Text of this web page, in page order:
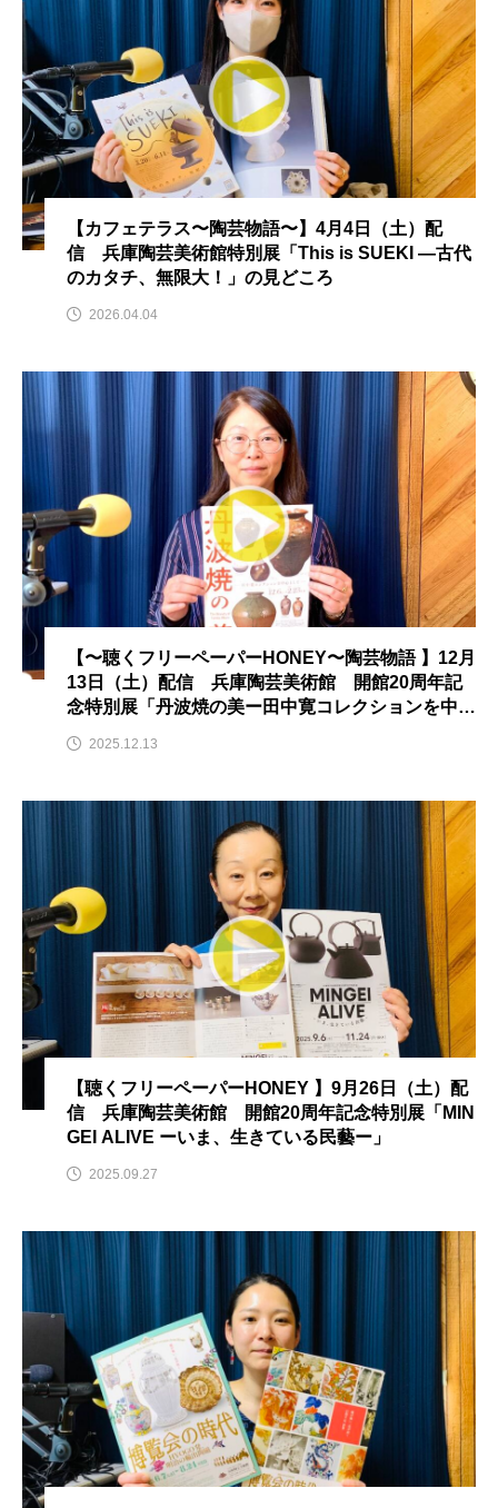
CONCLAVE CROSSING 心の交差点
DEPARTURES FACES PLACES globe
HAMNET HERE 時を越えて HONEY
HONEY FM IT’S OKAY！ J-POP
JAZZ KADOKAWA KDDI
LATE SHIFT
MOCOコレクション オムニバス
Playground/校庭 ROKKO 森の音ミュージアム
ROKKO森の音ミュージアム Rooting Aroma
SAKDAC HARMO
SANDA ORGANIC VILLAGE MEETINGのつながるラジオ
SDGs・タイプスマート農業推進プロジェクト関西学院
AgriNOVA
SIKIガーデン Autumn Season
SPOTTED PRODUCTIONS/TWIN
SUNSUNキッズ The Room Next Door
This is SUEKI We Live In Time WICKED
youtube Yukoの子連れハワイ旅珍道中
⻑尾謙杜
「THE オリバーな犬、（Gosh!!）このヤロウMOVIE」
『今日の空が一番好き、とまだ言えない僕は』
あいはらひろゆき
あかしあジュニア合唱団「さくらんぼ」
あかしあ台小学校 あじさいコンサート
あっぷっぷのぷ～ あなたが眠る間
あの歌を憶えている あめぽったん
【カフェテラス〜陶芸物語〜】4月4日（土）配
信 兵庫陶芸美術館特別展「This is SUEKI —古代
のカタチ、無限大！」の見どころ
2026.04.04
【〜聴くフリーペーパーHONEY〜陶芸物語 】12月
13日（土）配信 兵庫陶芸美術館 開館20周年記
念特別展「丹波焼の美ー田中寛コレクションを中心
としてー」
2025.12.13
【聴くフリーペーパーHONEY 】9月26日（土）配
信 兵庫陶芸美術館 開館20周年記念特別展「MIN
GEI ALIVE ーいま、生きている民藝ー」
2025.09.27